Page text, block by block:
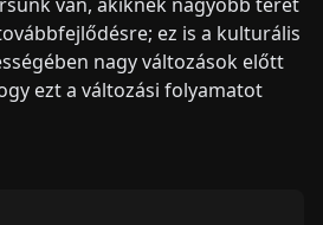
ez is a kulturális
nagy változások előtt
ezt a változási folyamatot